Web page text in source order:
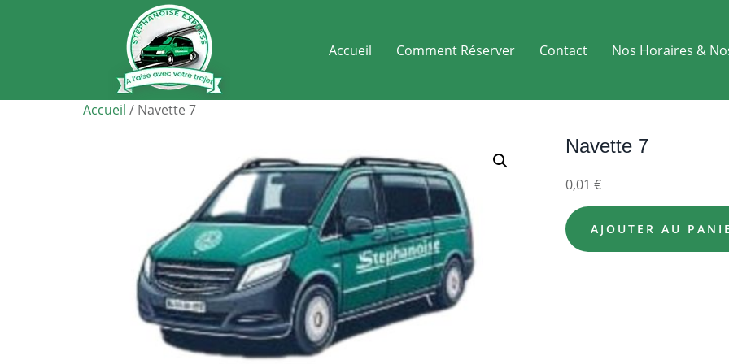
Accueil Comment Réserver Contact Nos Horaires &
Accueil / Navette 7
Navette 7
0,01 €
AJOUTER AU